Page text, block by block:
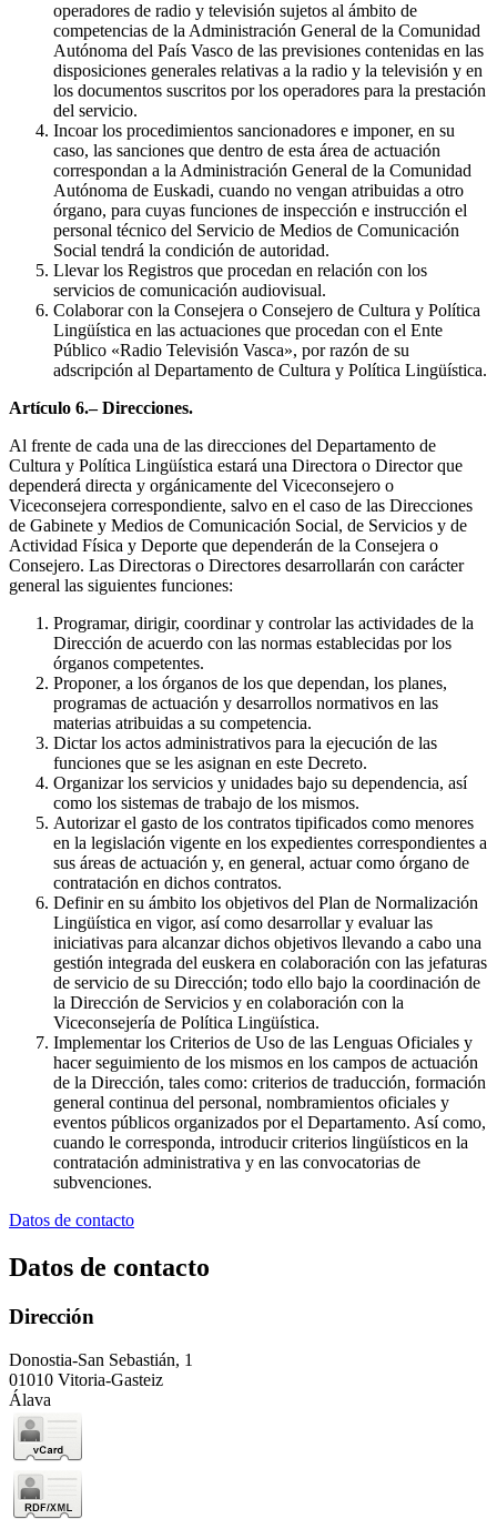
operadores de radio y televisión sujetos al ámbito de
competencias de la Administración General de la Comunidad
Autónoma del País Vasco de las previsiones contenidas en las
disposiciones generales relativas a la radio y la televisión y en
los documentos suscritos por los operadores para la prestación
del servicio.
Incoar los procedimientos sancionadores e imponer, en su
caso, las sanciones que dentro de esta área de actuación
correspondan a la Administración General de la Comunidad
Autónoma de Euskadi, cuando no vengan atribuidas a otro
órgano, para cuyas funciones de inspección e instrucción el
personal técnico del Servicio de Medios de Comunicación
Social tendrá la condición de autoridad.
Llevar los Registros que procedan en relación con los
servicios de comunicación audiovisual.
Colaborar con la Consejera o Consejero de Cultura y Política
Lingüística en las actuaciones que procedan con el Ente
Público «Radio Televisión Vasca», por razón de su
adscripción al Departamento de Cultura y Política Lingüística.
Artículo 6.– Direcciones.
Al frente de cada una de las direcciones del Departamento de
Cultura y Política Lingüística estará una Directora o Director que
dependerá directa y orgánicamente del Viceconsejero o
Viceconsejera correspondiente, salvo en el caso de las Direcciones
de Gabinete y Medios de Comunicación Social, de Servicios y de
Actividad Física y Deporte que dependerán de la Consejera o
Consejero. Las Directoras o Directores desarrollarán con carácter
general las siguientes funciones:
Programar, dirigir, coordinar y controlar las actividades de la
Dirección de acuerdo con las normas establecidas por los
órganos competentes.
Proponer, a los órganos de los que dependan, los planes,
programas de actuación y desarrollos normativos en las
materias atribuidas a su competencia.
Dictar los actos administrativos para la ejecución de las
funciones que se les asignan en este Decreto.
Organizar los servicios y unidades bajo su dependencia, así
como los sistemas de trabajo de los mismos.
Autorizar el gasto de los contratos tipificados como menores
en la legislación vigente en los expedientes correspondientes a
sus áreas de actuación y, en general, actuar como órgano de
contratación en dichos contratos.
Definir en su ámbito los objetivos del Plan de Normalización
Lingüística en vigor, así como desarrollar y evaluar las
iniciativas para alcanzar dichos objetivos llevando a cabo una
gestión integrada del euskera en colaboración con las jefaturas
de servicio de su Dirección; todo ello bajo la coordinación de
la Dirección de Servicios y en colaboración con la
Viceconsejería de Política Lingüística.
Implementar los Criterios de Uso de las Lenguas Oficiales y
hacer seguimiento de los mismos en los campos de actuación
de la Dirección, tales como: criterios de traducción, formación
general continua del personal, nombramientos oficiales y
eventos públicos organizados por el Departamento. Así como,
cuando le corresponda, introducir criterios lingüísticos en la
contratación administrativa y en las convocatorias de
subvenciones.
Datos de contacto
Datos de contacto
Dirección
Donostia-San Sebastián, 1
01010 Vitoria-Gasteiz
Álava